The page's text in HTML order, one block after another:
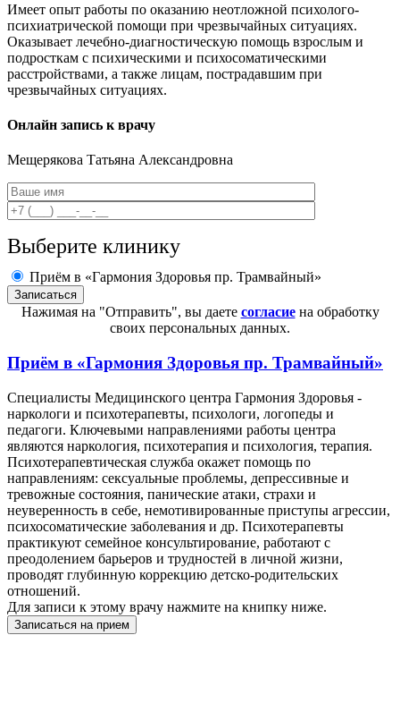
Имеет опыт работы по оказанию неотложной психолого-
психиатрической помощи при чрезвычайных ситуациях.
Оказывает лечебно-диагностическую помощь взрослым и
подросткам с психическими и психосоматическими
расстройствами, а также лицам, пострадавшим при
чрезвычайных ситуациях.
Онлайн запись к врачу
Мещерякова Татьяна Александровна
Выберите клинику
Приём в «Гармония Здоровья пр. Трамвайный»
Нажимая на "Отправить", вы даете согласиена обработку
своих персональных данных.
Приём в «Гармония Здоровья пр. Трамвайный»
Специалисты Медицинского центра Гармония Здоровья -
наркологи и психотерапевты, психологи, логопеды и
педагоги. Ключевыми направлениями работы центра
являются наркология, психотерапия и психология, терапия.
Психотерапевтическая служба окажет помощь по
направлениям: сексуальные проблемы, депрессивные и
тревожные состояния, панические атаки, страхи и
неуверенность в себе, немотивированные приступы агрессии,
психосоматические заболевания и др. Психотерапевты
практикуют семейное консультирование, работают с
преодолением барьеров и трудностей в личной жизни,
проводят глубинную коррекцию детско-родительских
отношений.
Для записи к этому врачу нажмите на книпку ниже.
Записаться на прием